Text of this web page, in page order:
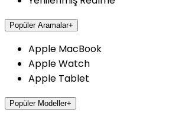
Popüler Aramalar+
Apple MacBook
Apple Watch
Apple Tablet
Popüler Modeller+